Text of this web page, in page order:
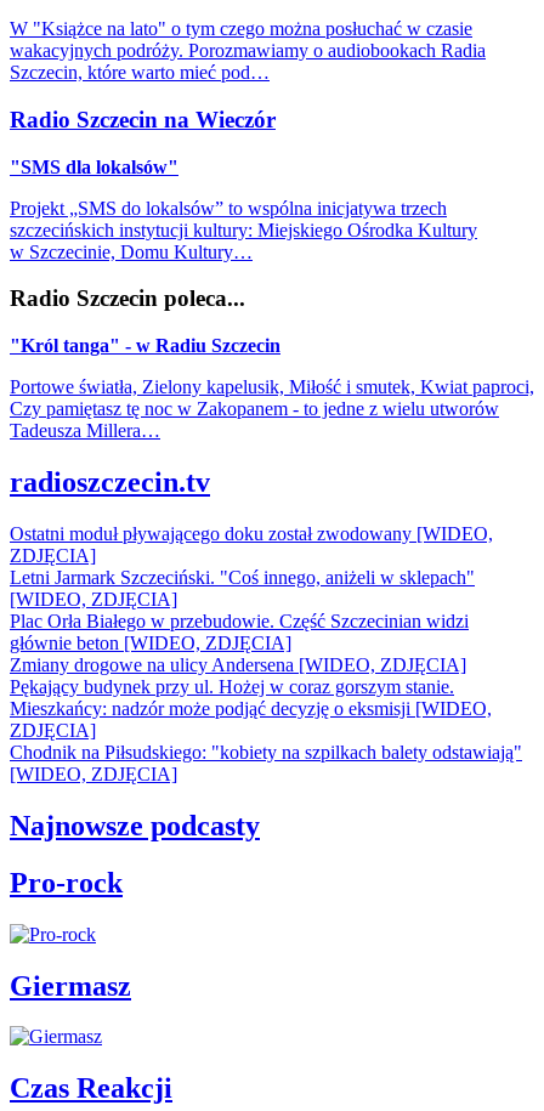
W "Książce na lato" o tym czego można posłuchać w czasie
wakacyjnych podróży. Porozmawiamy o audiobookach Radia
Szczecin, które warto mieć pod…
Radio Szczecin na Wieczór
"SMS dla lokalsów"
Projekt „SMS do lokalsów” to wspólna inicjatywa trzech
szczecińskich instytucji kultury: Miejskiego Ośrodka Kultury
w Szczecinie, Domu Kultury…
Radio Szczecin poleca...
"Król tanga" - w Radiu Szczecin
Portowe światła, Zielony kapelusik, Miłość i smutek, Kwiat paproci,
Czy pamiętasz tę noc w Zakopanem - to jedne z wielu utworów
Tadeusza Millera…
radioszczecin.tv
Ostatni moduł pływającego doku został zwodowany [WIDEO,
ZDJĘCIA]
Letni Jarmark Szczeciński. "Coś innego, aniżeli w sklepach"
[WIDEO, ZDJĘCIA]
Plac Orła Białego w przebudowie. Część Szczecinian widzi
głównie beton [WIDEO, ZDJĘCIA]
Zmiany drogowe na ulicy Andersena [WIDEO, ZDJĘCIA]
Pękający budynek przy ul. Hożej w coraz gorszym stanie.
Mieszkańcy: nadzór może podjąć decyzję o eksmisji [WIDEO,
ZDJĘCIA]
Chodnik na Piłsudskiego: "kobiety na szpilkach balety odstawiają"
[WIDEO, ZDJĘCIA]
Najnowsze podcasty
Pro-rock
Giermasz
Czas Reakcji